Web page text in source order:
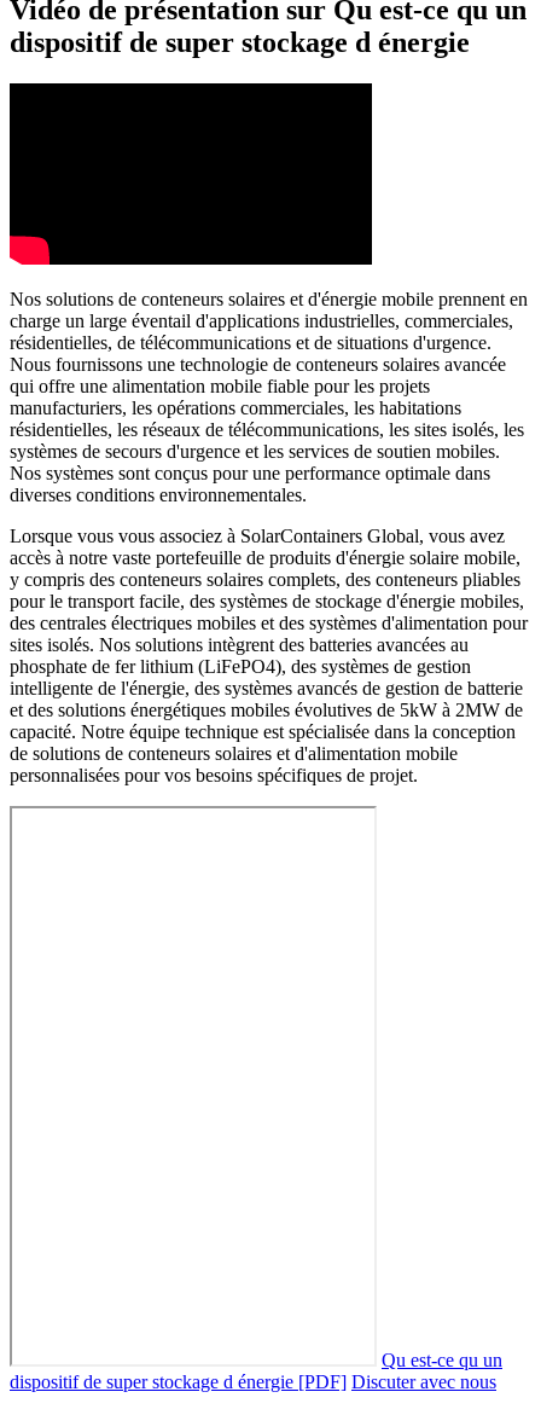
Vidéo de présentation sur Qu est-ce qu un
dispositif de super stockage d énergie
Nos solutions de conteneurs solaires et d'énergie mobile prennent en
charge un large éventail d'applications industrielles, commerciales,
résidentielles, de télécommunications et de situations d'urgence.
Nous fournissons une technologie de conteneurs solaires avancée
qui offre une alimentation mobile fiable pour les projets
manufacturiers, les opérations commerciales, les habitations
résidentielles, les réseaux de télécommunications, les sites isolés, les
systèmes de secours d'urgence et les services de soutien mobiles.
Nos systèmes sont conçus pour une performance optimale dans
diverses conditions environnementales.
Lorsque vous vous associez à SolarContainers Global, vous avez
accès à notre vaste portefeuille de produits d'énergie solaire mobile,
y compris des conteneurs solaires complets, des conteneurs pliables
pour le transport facile, des systèmes de stockage d'énergie mobiles,
des centrales électriques mobiles et des systèmes d'alimentation pour
sites isolés. Nos solutions intègrent des batteries avancées au
phosphate de fer lithium (LiFePO4), des systèmes de gestion
intelligente de l'énergie, des systèmes avancés de gestion de batterie
et des solutions énergétiques mobiles évolutives de 5kW à 2MW de
capacité. Notre équipe technique est spécialisée dans la conception
de solutions de conteneurs solaires et d'alimentation mobile
personnalisées pour vos besoins spécifiques de projet.
Qu est-ce qu un
dispositif de super stockage d énergie [PDF] Discuter avec nous